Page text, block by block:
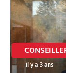
il y a 3 ans